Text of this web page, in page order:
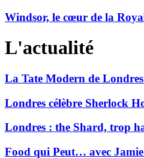
Windsor, le cœur de la
L'actualité
La Tate Modern de
Londres célèbre Sherlock
Londres : the Shard, trop
Food qui Peut… avec